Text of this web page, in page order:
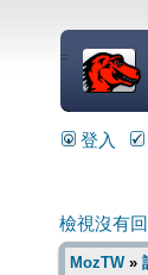
=
登入
檢視沒有
MozTW»